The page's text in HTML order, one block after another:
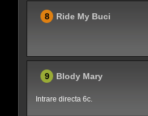
8 Ride My Buci
9 Blody Mary
Intrare directa 6c.